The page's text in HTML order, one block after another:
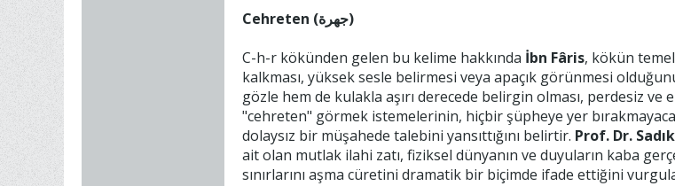
Cehreten (جهرة)
C-h-r kökünden gelen bu kelime hakkında İbn Fâris, kökün temel
kalkması, yüksek sesle belirmesi veya apaçık görünmesi
gözle hem de kulakla aşırı derecede belirgin olması, perdesiz ve
"cehreten" görmek istemelerinin, hiçbir şüpheye yer
dolaysız bir müşahede talebini yansıttığını belirtir. Prof. Dr. Sadık
ait olan mutlak ilahi zatı, fiziksel dünyanın ve duyuların kaba
sınırlarını aşma cüretini dramatik bir biçimde ifade ettiğini